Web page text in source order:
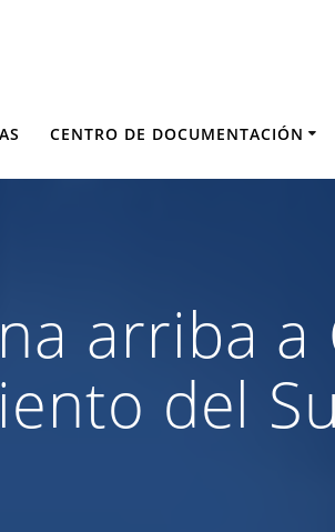
CENTRO DE DOCUMENTACIÓN
arriba a
del